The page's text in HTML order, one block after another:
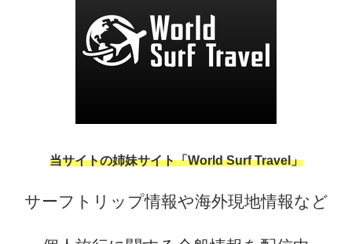
当サイトの姉妹サイト「World Surf Travel」
サーフトリップ情報や海外現地情報など